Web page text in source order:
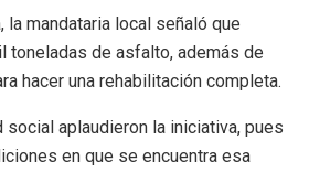
la mandataria local señaló que
toneladas de asfalto, además de
hacer una rehabilitación completa.
aplaudieron la iniciativa, pues
en que se encuentra esa